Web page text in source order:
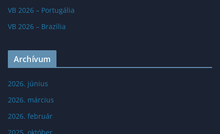
VB 2026 – Portugália
VB 2026 – Brazília
Archívum
2026. június
2026. március
2026. február